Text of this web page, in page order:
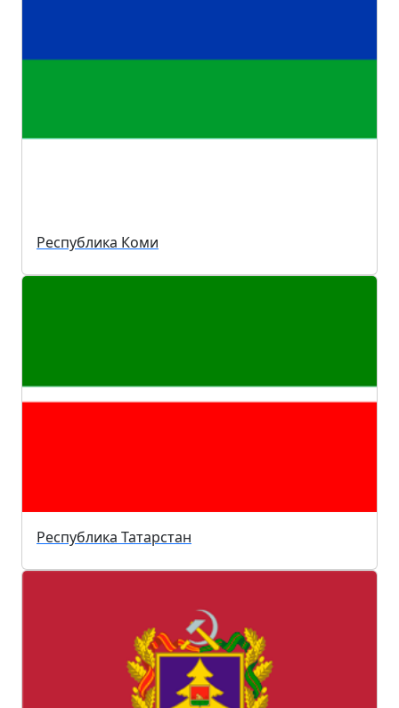
Республика Коми
Республика Татарстан